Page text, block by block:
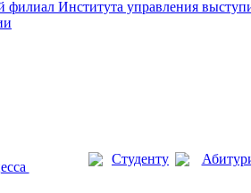
филиал Института управления
Студенту